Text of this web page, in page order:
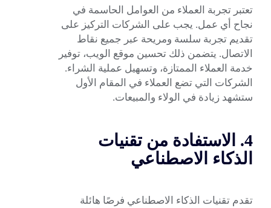
تعتبر تجربة العملاء من العوامل الحاسمة في
نجاح أي عمل. يجب على الشركات التركيز على
تقديم تجربة سلسة ومريحة عبر جميع نقاط
الاتصال. يتضمن ذلك تحسين موقع الويب، توفير
خدمة العملاء الممتازة، وتسهيل عملية الشراء.
الشركات التي تضع العملاء في المقام الأول
ستشهد زيادة في الولاء والمبيعات.
4. الاستفادة من تقنيات
الذكاء الاصطناعي
تقدم تقنيات الذكاء الاصطناعي فرصًا هائلة